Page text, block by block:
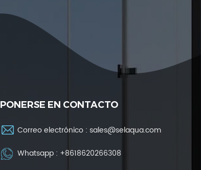
PONERSE EN CONTACTO
Correo electrónico :sales@selaqua.com
Whatsapp : +8618620266308